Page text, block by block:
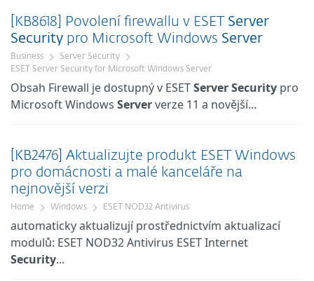
[KB8618] Povolení firewallu v ESET Server
Security pro Microsoft Windows Server
Business
Server Security
ESET Server Security for Microsoft Windows Server
Obsah Firewall je dostupný v ESETServerSecurity pro
Microsoft Windows Serververze 11 a novější...
[KB2476] Aktualizujte produkt ESET Windows
pro domácnosti a malé kanceláře na
nejnovější verzi
Home Windows ESET NOD32 Antivirus
automaticky aktualizují prostřednictvím aktualizací
modulů: ESET NOD32 Antivirus ESET Internet
Security...